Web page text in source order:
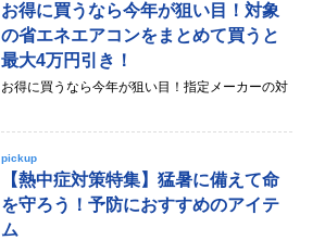
お得に買うなら今年が狙い目！対象
の省エネエアコンをまとめて買うと
最大4万円引き！
お得に買うなら今年が狙い目！指定メーカーの対
pickup
【熱中症対策特集】猛暑に備えて命
を守ろう！予防におすすめのアイテ
ム